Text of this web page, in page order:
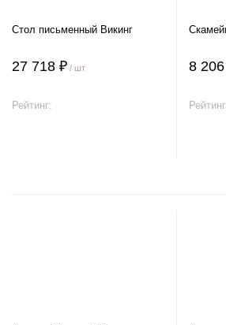
Стол письменный Викинг
27 718 ₽ / шт
Рейтинг:
8